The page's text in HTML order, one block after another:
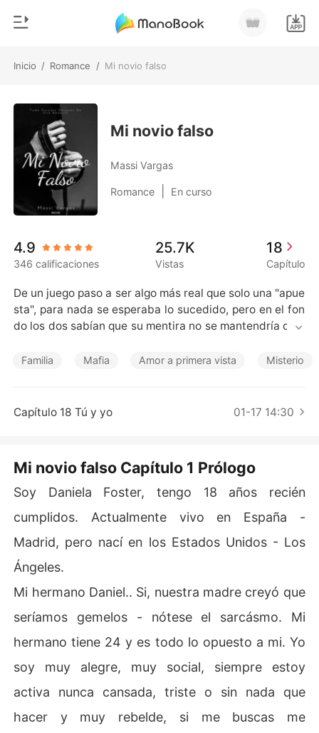
Inicio / Romance / Mi novio falso
Recargar
Historia
Salir
Instalar APP
Género
Moderno
Hombre Lobo
Cuentos
Urbano
Cuentos Cortos
Mi novio falso
Massi Vargas
Romance En curso
4.9
346 calificaciones
25.7K
Vistas
18
Capítulo
De un juego paso a ser algo más real que solo una "apue
sta", para nada se esperaba lo sucedido, pero en el fon
do los dos sabían que su mentira no se mantendría com
- Porque yo te amo, te amo y te fuiste como si no import
Familia Mafia Amor a primera vista Misterio
Capítulo 18 Tú y yo 01-17 14:30
Mi novio falso Capítulo 1 Prólogo
Soy Daniela Foster, tengo 18 años recién
cumplidos. Actualmente vivo en España -
Madrid, pero nací en los Estados Unidos - Los
Ángeles.
Mi hermano Daniel.. Si, nuestra madre creyó que
seríamos gemelos - nótese el sarcásmo. Mi
hermano tiene 24 y es todo lo opuesto a mi. Yo
soy muy alegre, muy social, siempre estoy
activa nunca cansada, triste o sin nada que
hacer y muy rebelde, si me buscas me